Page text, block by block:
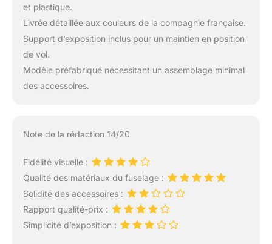
et plastique.
Livrée détaillée aux couleurs de la compagnie française.
Support d’exposition inclus pour un maintien en position
de vol.
Modèle préfabriqué nécessitant un assemblage minimal
des accessoires.
Note de la rédaction 14/20
Fidélité visuelle :
Qualité des matériaux du fuselage :
Solidité des accessoires :
Rapport qualité-prix :
Simplicité d’exposition :